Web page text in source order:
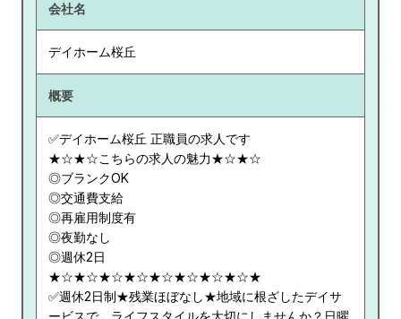
会社名
デイホーム桜丘
概要
✅デイホーム桜丘 正職員の求人です
★☆★☆こちらの求人の魅力★☆★☆
◎ブランクOK
◎交通費支給
◎再雇用制度有
◎夜勤なし
◎週休2日
★☆★☆★☆★☆★☆★☆★☆★☆★
✅週休2日制★残業ほぼなし★地域に根ざしたデイサ